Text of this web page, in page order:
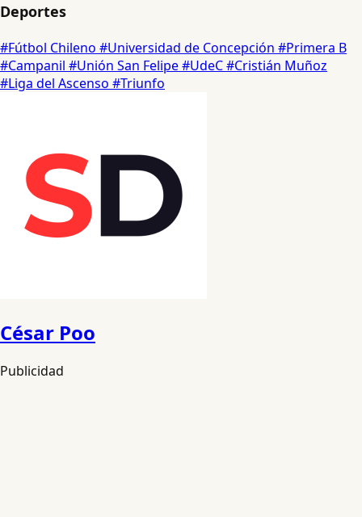
Deportes
#Fútbol Chileno #Universidad de Concepción #Primera B
#Campanil #Unión San Felipe#UdeC#Cristián Muñoz
#Liga del Ascenso #Triunfo
César Poo
Publicidad